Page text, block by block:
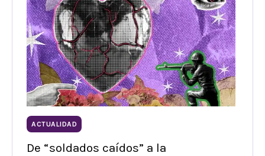
ACTUALIDAD
De “soldados caídos” a la